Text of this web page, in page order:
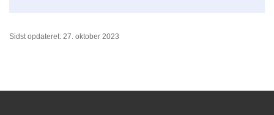
Sidst opdateret: 27. oktober 2023